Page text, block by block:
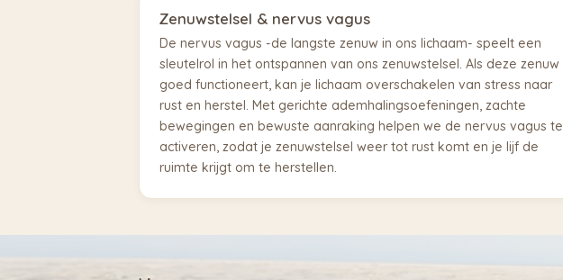
Zenuwstelsel & nervus vagus
De nervus vagus -de langste zenuw in ons lichaam- speelt een
sleutelrol in het ontspannen van ons zenuwstelsel. Als deze zenuw
goed functioneert, kan je lichaam overschakelen van stress naar
rust en herstel. Met gerichte ademhalingsoefeningen, zachte
bewegingen en bewuste aanraking helpen we de nervus vagus te
activeren, zodat je zenuwstelsel weer tot rust komt en je lijf de
ruimte krijgt om te herstellen.